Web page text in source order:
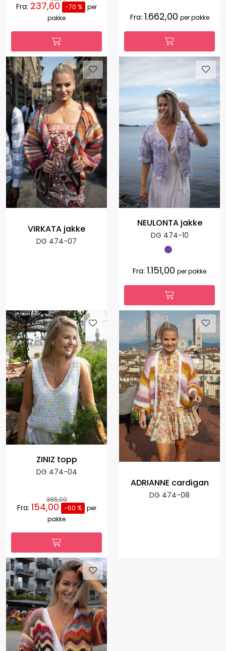
Fra: 237,60 -70 % per
pakke
Fra: 1.662,00 per pakke
VIRKATA jakke
DG 474-07
NEULONTA jakke
DG 474-10
Fra: 1.151,00 per pakke
ZINIZ topp
DG 474-04
385,00
Fra: 154,00 -60 %
per
pakke
ADRIANNE cardigan
DG 474-08